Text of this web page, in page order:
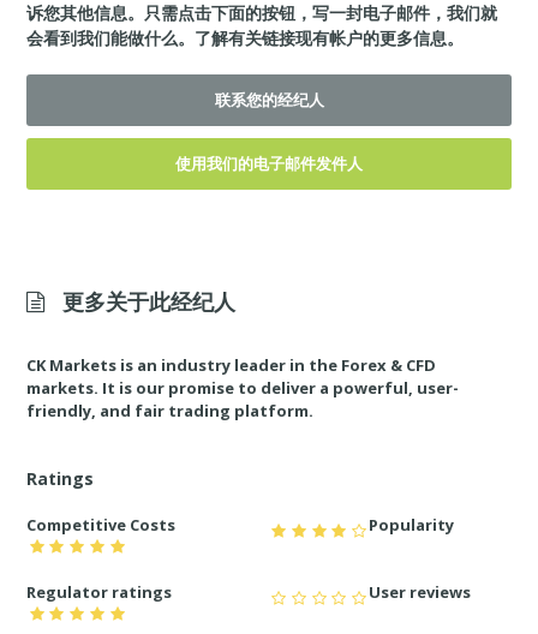
诉您其他信息。只需点击下面的按钮，写一封电子邮件，我们就
会看到我们能做什么。 了解有关链接现有帐户的更多信息。
联系您的经纪人
使用我们的电子邮件发件人
更多关于此经纪人
CK Markets is an industry leader in the Forex & CFD
markets. It is our promise to deliver a powerful, user-
friendly, and fair trading platform.
Ratings
Competitive Costs Popularity
Regulator ratings User reviews